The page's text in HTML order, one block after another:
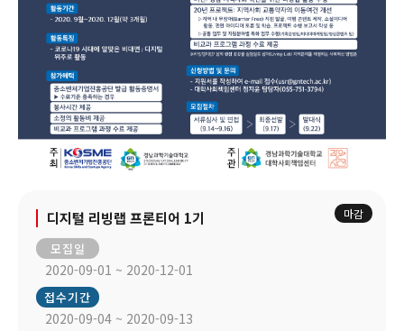
디지털 리빙랩 프론티어 1기
모집일
2020-09-01 ~ 2020-12-01
접수기간
2020-09-04 ~ 2020-09-13
마감